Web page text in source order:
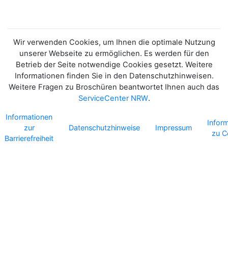
Wir verwenden Cookies, um Ihnen die optimale Nutzung
unserer Webseite zu ermöglichen. Es werden für den
Betrieb der Seite notwendige Cookies gesetzt. Weitere
Informationen finden Sie in den Datenschutzhinweisen.
Weitere Fragen zu Broschüren beantwortet Ihnen auch das
ServiceCenter NRW.
Informationen
zur
Barrierefreiheit
Datenschutzhinweise Impressum
zu